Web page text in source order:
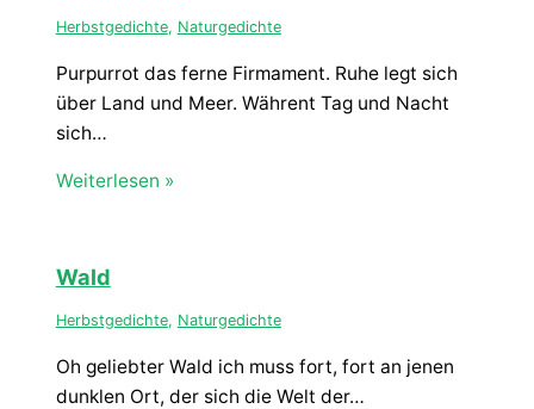
Herbstgedichte, Naturgedichte
Purpurrot das ferne Firmament. Ruhe legt sich
über Land und Meer. Währent Tag und Nacht
sich…
Weiterlesen »
Wald
Herbstgedichte, Naturgedichte
Oh geliebter Wald ich muss fort, fort an jenen
dunklen Ort, der sich die Welt der…